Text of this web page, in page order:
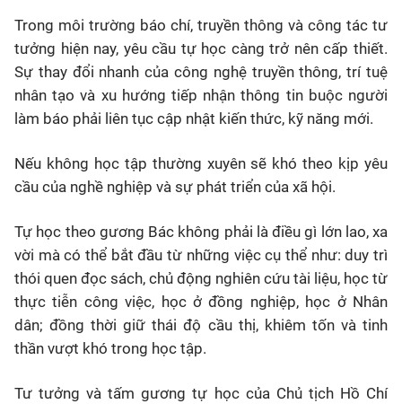
Trong môi trường báo chí, truyền thông và công tác tư
tưởng hiện nay, yêu cầu tự học càng trở nên cấp thiết.
Sự thay đổi nhanh của công nghệ truyền thông, trí tuệ
nhân tạo và xu hướng tiếp nhận thông tin buộc người
làm báo phải liên tục cập nhật kiến thức, kỹ năng mới.
Nếu không học tập thường xuyên sẽ khó theo kịp yêu
cầu của nghề nghiệp và sự phát triển của xã hội.
Tự học theo gương Bác không phải là điều gì lớn lao, xa
vời mà có thể bắt đầu từ những việc cụ thể như: duy trì
thói quen đọc sách, chủ động nghiên cứu tài liệu, học từ
thực tiễn công việc, học ở đồng nghiệp, học ở Nhân
dân; đồng thời giữ thái độ cầu thị, khiêm tốn và tinh
thần vượt khó trong học tập.
Tư tưởng và tấm gương tự học của Chủ tịch Hồ Chí